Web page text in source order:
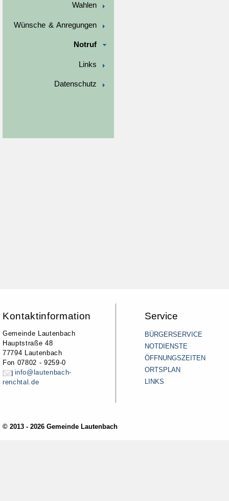
Wahlen
Wünsche & Anregungen
Notruf
Links
Datenschutz
Kontaktinformation
Gemeinde Lautenbach
Hauptstraße 48
77794 Lautenbach
Fon 07802 - 9259-0
info@lautenbach-
renchtal.de
Service
BÜRGERSERVICE
NOTDIENSTE
ÖFFNUNGSZEITEN
ORTSPLAN
LINKS
© 2013 - 2026 Gemeinde Lautenbach